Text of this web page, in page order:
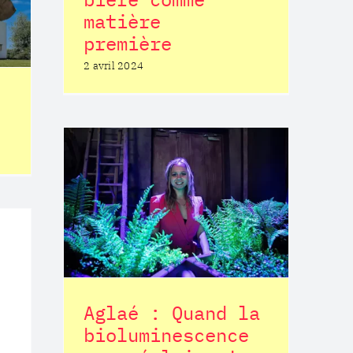
matière
première
2 avril 2024
la
Aglaé : Quand la
bioluminescence